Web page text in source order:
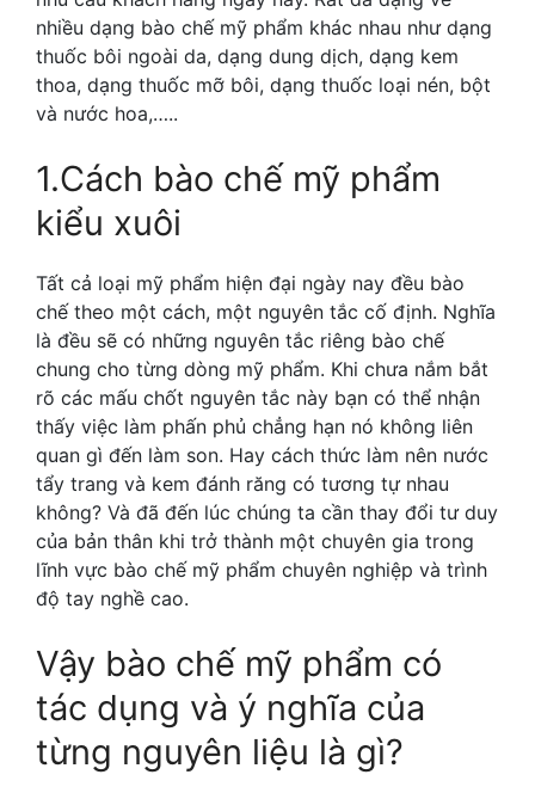
nhiều dạng bào chế mỹ phẩm khác nhau như dạng
thuốc bôi ngoài da, dạng dung dịch, dạng kem
thoa, dạng thuốc mỡ bôi, dạng thuốc loại nén, bột
và nước hoa,…..
1.Cách bào chế mỹ phẩm
kiểu xuôi
Tất cả loại mỹ phẩm hiện đại ngày nay đều bào
chế theo một cách, một nguyên tắc cố định. Nghĩa
là đều sẽ có những nguyên tắc riêng bào chế
chung cho từng dòng mỹ phẩm. Khi chưa nắm bắt
rõ các mấu chốt nguyên tắc này bạn có thể nhận
thấy việc làm phấn phủ chẳng hạn nó không liên
quan gì đến làm son. Hay cách thức làm nên nước
tẩy trang và kem đánh răng có tương tự nhau
không? Và đã đến lúc chúng ta cần thay đổi tư duy
của bản thân khi trở thành một chuyên gia trong
lĩnh vực bào chế mỹ phẩm chuyên nghiệp và trình
độ tay nghề cao.
Vậy bào chế mỹ phẩm có
tác dụng và ý nghĩa của
từng nguyên liệu là gì?